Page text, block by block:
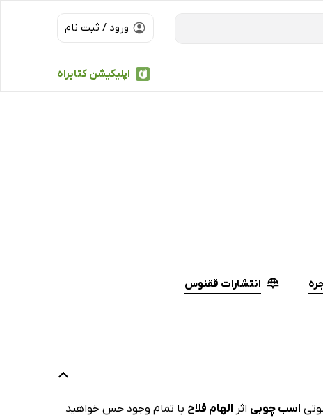
ورود / ثبت نام
اپلیکیشن کتابراه
انتشارات ققنوس
اسب چوبی اثر الهام فلاح با تمام وجود حس خواهید